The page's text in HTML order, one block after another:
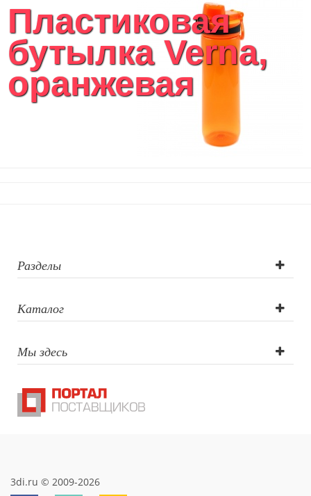
Пластиковая
бутылка Verna,
оранжевая
Разделы
Каталог
Мы здесь
3di.ru © 2009-2026